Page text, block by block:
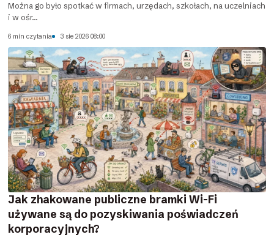
Można go było spotkać w firmach, urzędach, szkołach, na uczelniach
i w ośr...
6 min czytania 3 sie 2026 08:00
Jak zhakowane publiczne bramki Wi-Fi
używane są do pozyskiwania poświadczeń
korporacyjnych?